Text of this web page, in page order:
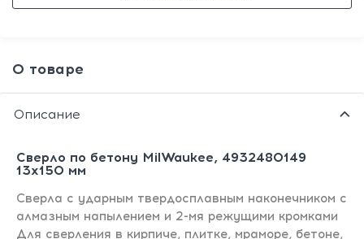
О товаре
Описание
Сверло по бетону MilWaukee, 4932480149
13x150 мм
Сверла с ударным твердосплавным наконечником с
алмазным напылением и 2-мя режущими кромками
Для сверления в кирпиче, плитке, мраморе, бетоне,